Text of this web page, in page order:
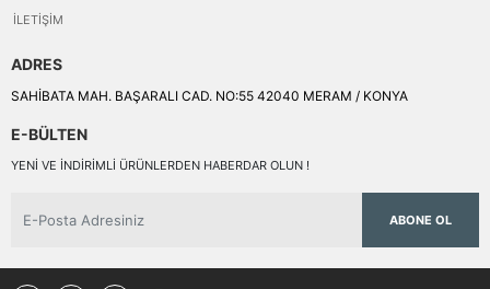
İLETIŞIM
ADRES
SAHİBATA MAH. BAŞARALI CAD. NO:55 42040 MERAM / KONYA
E-BÜLTEN
YENI VE INDIRIMLI ÜRÜNLERDEN HABERDAR OLUN !
ABONE OL